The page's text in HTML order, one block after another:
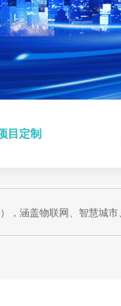
目定制
，涵盖物联网、智慧城